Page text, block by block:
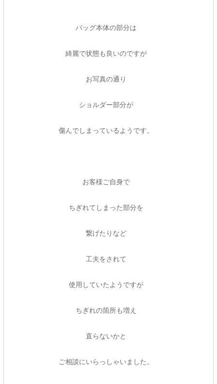
バッグ本体の部分は
綺麗で状態も良いのですが
お写真の通り
ショルダー部分が
傷んでしまっているようです。
お客様ご自身で
ちぎれてしまった部分を
繋げたりなど
工夫をされて
使用していたようですが
ちぎれの箇所も増え
直らないかと
ご相談にいらっしゃいました。